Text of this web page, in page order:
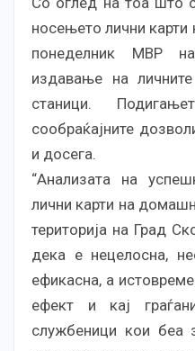
носењето лични
понеделник МВР
издавање на
станици.
сообраќајните
и досега.
“Анализата на
лични карти на
територија на Град
дека е нецелосна,
ефикасна, а
ефект и кај
службеници кои беа